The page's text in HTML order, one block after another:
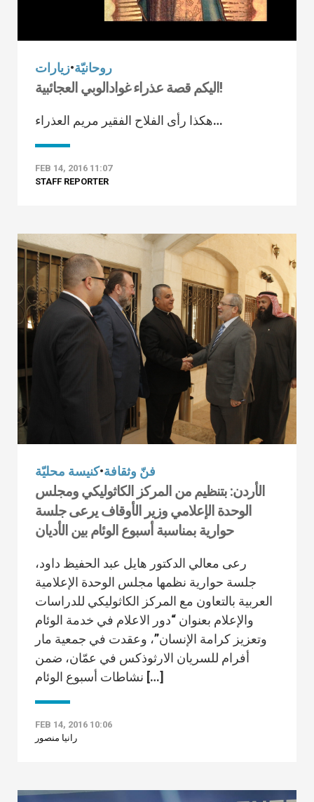
روحانيّة•زيارات
اليكم قصة عذراء غوادالوبي العجائبية!
هكذا رأى الفلاح الفقير مريم العذراء…
FEB 14, 2016 11:07
STAFF REPORTER
فنّ وثقافة•كنيسة محليّة
الأردن: بتنظيم من المركز الكاثوليكي ومجلس
الوحدة الإعلامي وزير الأوقاف يرعى جلسة
حوارية بمناسبة أسبوع الوئام بين الأديان
رعى معالي الدكتور هايل عبد الحفيظ داود،
جلسة حوارية نظمها مجلس الوحدة الإعلامية
العربية بالتعاون مع المركز الكاثوليكي للدراسات
والإعلام بعنوان “دور الاعلام في خدمة الوئام
وتعزيز كرامة الإنسان”، وعقدت في جمعية مار
أفرام للسريان الارثوذكس في عمّان، ضمن
نشاطات أسبوع الوئام […]
FEB 14, 2016 10:06
رانيا منصور